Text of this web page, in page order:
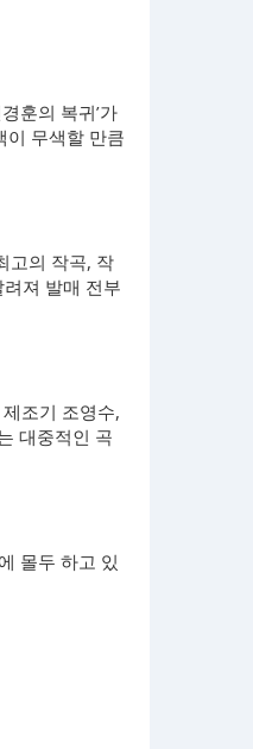
훈의 복귀’가
이 무색할 만큼
고의 작곡, 작
져 발매 전부
조기 조영수,
대중적인 곡
몰두 하고 있